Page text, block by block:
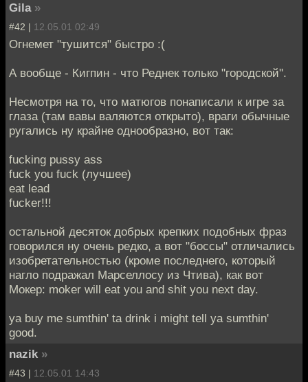
Gila »
#42 | 12.05.01 02:49
Огнемет "тушится" быстро :(
А вообще - Кигпин - что Реднек только "городской".
Несмотря на то, что матюгов понаписали к игре за
глаза (там вавы валяются открыто), враги обычные
ругались ну крайне однообразно, вот так:
fucking pussy ass
fuck you fuck (лучшее)
eat lead
fucker!!!
остальной десяток добрых крепких подобных фраз
говорился ну очень редко, а вот "боссы" отличались
изобретательностью (кроме последнего, который
нагло подражал Марселлосу из Чтива), как вот
Мокер: moker will eat you and shit you next day.
ya buy me sumthin' ta drink i might tell ya sumthin'
good.
nazik »
#43 | 12.05.01 14:43